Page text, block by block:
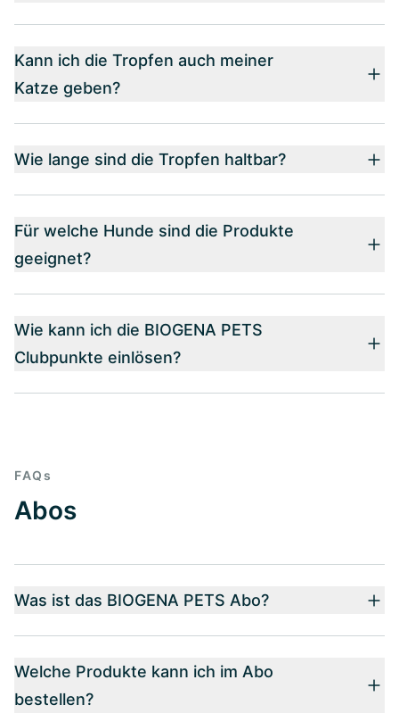
Kann ich die Tropfen auch meiner
Katze geben?
Wie lange sind die Tropfen haltbar?
Für welche Hunde sind die Produkte
geeignet?
Wie kann ich die BIOGENA PETS
Clubpunkte einlösen?
FAQs
Abos
Was ist das BIOGENA PETS Abo?
Welche Produkte kann ich im Abo
bestellen?